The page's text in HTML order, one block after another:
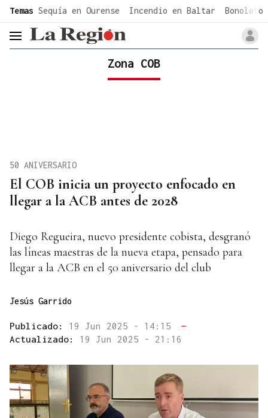
common.go-to-content
Temas Sequía en Ourense Incendio en Baltar Bonoloto
header.menu.open
Zona COB
El COB inicia un proyecto enfocado en
llegar a la ACB antes de 2028
50 ANIVERSARIO
Diego Regueira, nuevo presidente cobista, desgranó
las líneas maestras de la nueva etapa, pensado para
llegar a la ACB en el 50 aniversario del club
Jesús Garrido
Publicado: 19 Jun 2025 - 14:15
—
Actualizado: 19 Jun 2025 - 21:16